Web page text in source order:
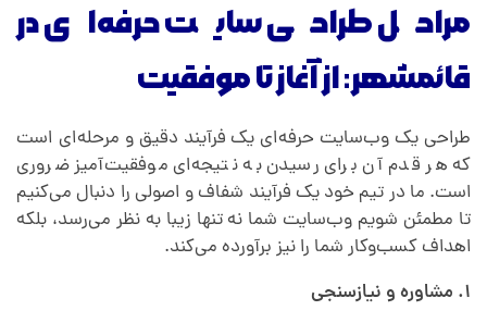
مراحل طراحی سایت حرفه‌ای در
قائمشهر: از آغاز تا موفقیت
طراحی یک وب‌سایت حرفه‌ای یک فرآیند دقیق و مرحله‌ای است
که هر قدم آن برای رسیدن به نتیجه‌ای موفقیت‌آمیز ضروری
است. ما در تیم خود یک فرآیند شفاف و اصولی را دنبال می‌کنیم
تا مطمئن شویم وب‌سایت شما نه تنها زیبا به نظر می‌رسد، بلکه
اهداف کسب‌وکار شما را نیز برآورده می‌کند.
۱. مشاوره و نیازسنجی